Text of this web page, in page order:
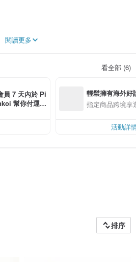
孩子們的木製品給了我很大的啟發。但在那之
。我總是喜歡在婚禮上拍攝細節。
要求是不斷提高工作質量！
閱讀更多
看全部 (6)
員 7 天內於 Pi
幫你付運
輕鬆擁有海外好
指定商品跨境享
活動詳
排序